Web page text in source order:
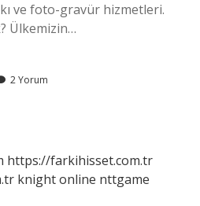
ve foto-gravür hizmetleri.
Ülkemizin…
2 Yorum
https://farkihisset.com.tr
knight online nttgame